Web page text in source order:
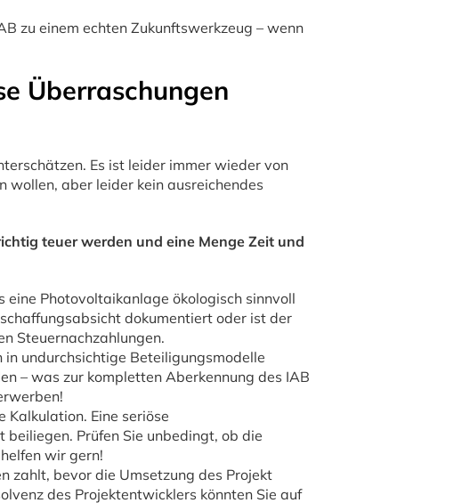
zu einem echten Zukunftswerkzeug – wenn
Überraschungen
Es ist leider immer wieder von
wollen, aber leider kein ausreichendes
teuer werden und eine Menge Zeit und
eine Photovoltaikanlage ökologisch sinnvoll
dokumentiert oder ist der
Steuernachzahlungen.
undurchsichtige Beteiligungsmodelle
– was zur kompletten Aberkennung des IAB
Kalkulation. Eine seriöse
Prüfen Sie unbedingt, ob die
wir gern!
zahlt, bevor die Umsetzung des Projekt
des Projektentwicklers könnten Sie auf